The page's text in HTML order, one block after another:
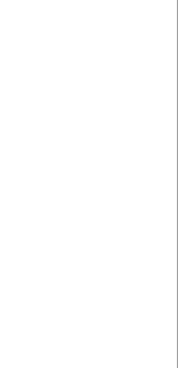
moment.
et la